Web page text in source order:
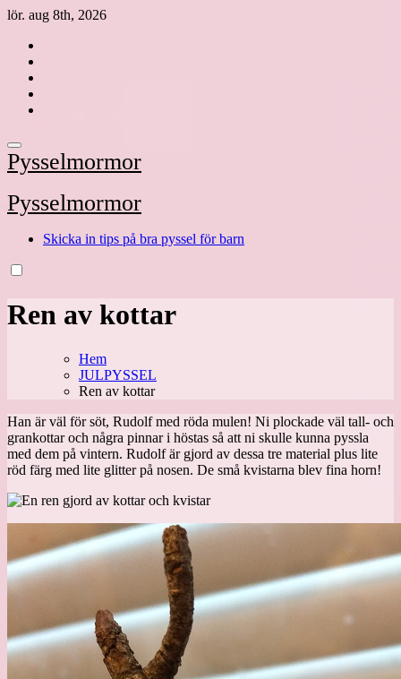
Hoppa
innehåll
lör. aug 8th, 2026
Pysselmormor
Pysselmormor
Skicka in tips på bra pyssel för barn
Ren av kottar
Hem
JULPYSSEL
Ren av kottar
Han är väl för söt, Rudolf med röda mulen! Ni plockade väl tall- och
grankottar och några pinnar i höstas så att ni skulle kunna pyssla
med dem på vintern. Rudolf är gjord av dessa tre material plus lite
röd färg med lite glitter på nosen. De små kvistarna blev fina horn!